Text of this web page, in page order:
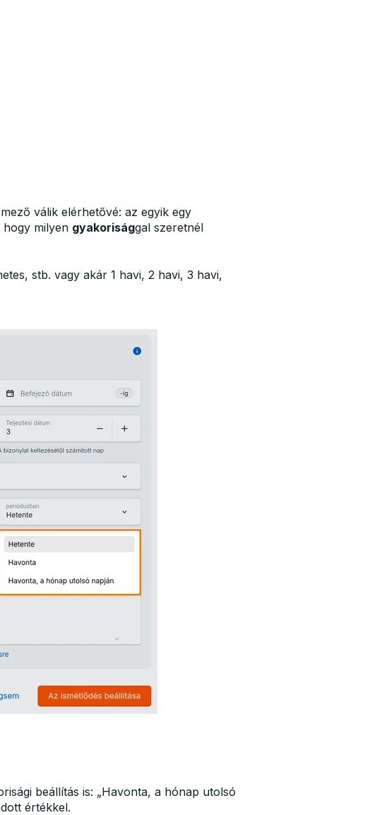
válik elérhetővé: az egyik egy
hogy milyen gyakorisággal szeretnél
stb. vagy akár 1 havi, 2 havi, 3 havi,
beállítás is: „Havonta, a hónap utolsó
értékkel.